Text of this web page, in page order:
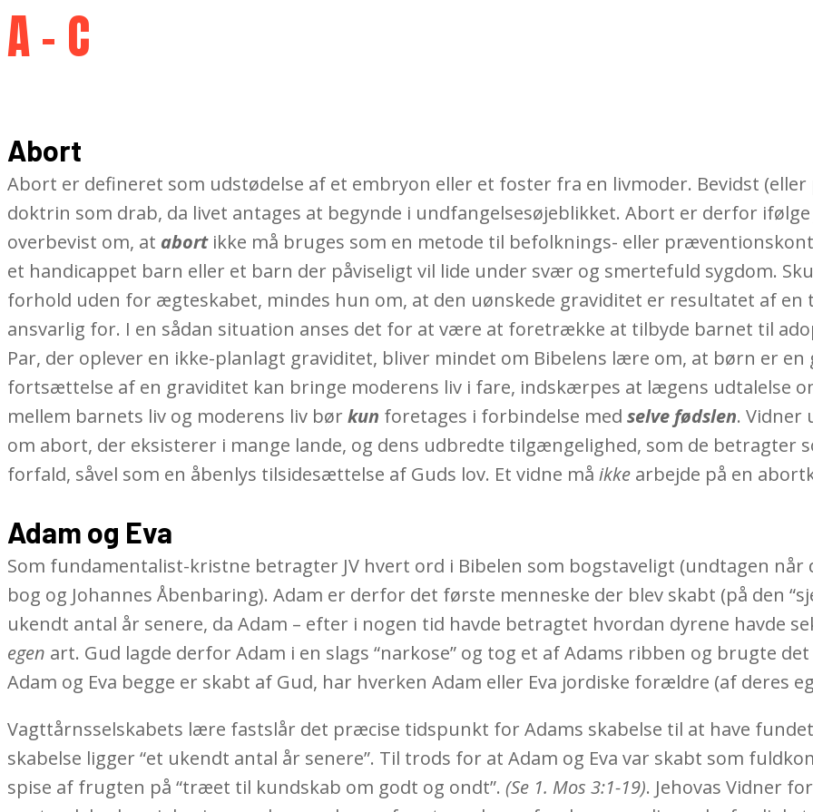
A – C
Abort
Abort er defineret som udstødelse af et embryon eller et foster fra en livmoder. Bevidst
doktrin som drab, da livet antages at begynde i undfangelsesøjeblikket. Abort er derfor
overbevist om, at abortikke må bruges som en metode til befolknings- eller
et handicappet barn eller et barn der påviseligt vil lide under svær og smertefuld sygdom.
forhold uden for ægteskabet, mindes hun om, at den uønskede graviditet er resultatet af en
ansvarlig for. I en sådan situation anses det for at være at foretrække at tilbyde barnet til
Par, der oplever en ikke-planlagt graviditet, bliver mindet om Bibelens lære om, at børn er en
fortsættelse af en graviditet kan bringe moderens liv i fare, indskærpes at lægens udtalelse
mellem barnets liv og moderens liv bør kun foretages i forbindelse med selve fødslen. Vidner
om abort, der eksisterer i mange lande, og dens udbredte tilgængelighed, som de betragter
forfald, såvel som en åbenlys tilsidesættelse af Guds lov. Et vidne må ikke arbejde på en
Adam og Eva
Som fundamentalist-kristne betragter JV hvert ord i Bibelen som bogstaveligt (undtagen når
bog og Johannes Åbenbaring). Adam er derfor det første menneske der blev skabt (på den
ukendt antal år senere, da Adam – efter i nogen tid havde betragtet hvordan dyrene havde
egen art. Gud lagde derfor Adam i en slags “narkose” og tog et af Adams ribben og brugte det
Adam og Eva begge er skabt af Gud, har hverken Adam eller Eva jordiske forældre (af deres
Vagttårnsselskabets lære fastslår det præcise tidspunkt for Adams skabelse til at have
skabelse ligger “et ukendt antal år senere”. Til trods for at Adam og Eva var skabt som
spise af frugten på “træet til kundskab om godt og ondt”. (Se 1. Mos 3:1-19). Jehovas Vidner